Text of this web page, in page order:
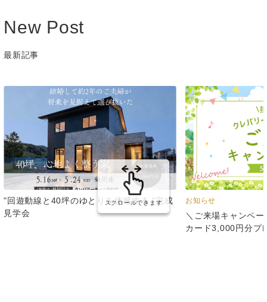
New Post
最新記事
"回遊動線と40坪のゆとりを体感する "完成
見学会
お知らせ
＼ご来場キャンペ
カード3,000円分プ
スクロールできます